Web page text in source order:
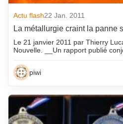
Actu flash22 Jan. 2011
La métallurgie craint la panne
Le 21 janvier 2011 par Thierry
Nouvelle. __Un rapport publié
piwi